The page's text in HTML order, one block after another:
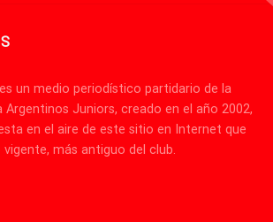
es un medio periodístico partidario de la
Juniors, creado en el año 2002,
en el aire de este sitio en Internet que
vigente, más antiguo del club.